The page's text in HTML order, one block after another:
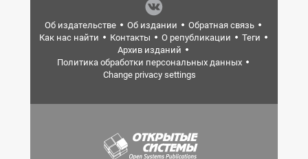
Об издательстве Об издании
Обратная связь
Как нас найти
Контакты О републикации
Теги
Архив изданий
Политика обработки персональных данных
Change privacy settings